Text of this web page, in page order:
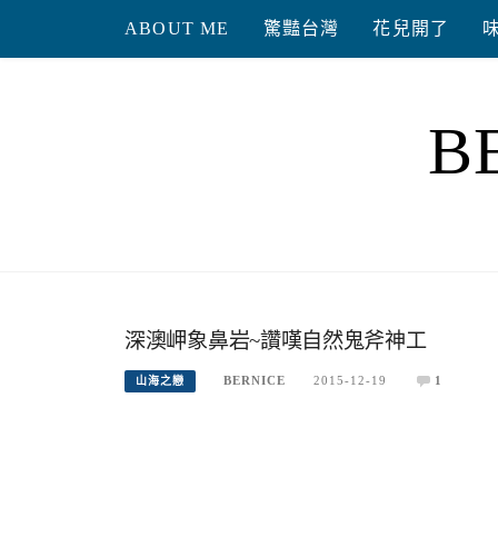
content
ABOUT ME 驚豔台灣 花兒開了
深澳岬象鼻岩~讚嘆自然鬼斧神工
山海之戀 BERNICE 2015-12-19 1